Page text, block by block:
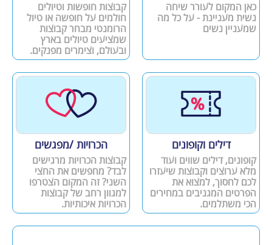
כאן המקום לעורר שיחה
נשית מעניינת - על כל מה
שמעניין נשים
קבוצות חופשות וטיולים
חולמים על חופשה או טיול
הרומנטי מבחר קבוצות
שמציעים טיולים בארץ
ובעולם, וצימרים מפנקים.
דילים וקופונים
קופונים, דילים שווים ועוד
מלא ערוצים וקבוצות שיעזרו
לכם לחסוך, למצוא את
הפרטים המגניבים במחירים
הכי משתלמים.
הכרויות /מפגשים
קבוצות הכרויות מרגישים
לבד? מחפשים את החצי
השני? זה המקום הצטרפו
למגוון רחב של קבוצות
הכרויות איכותיות.